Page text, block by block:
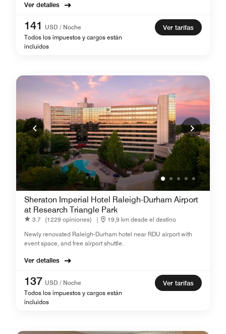
Ver detalles
141
USD / Noche
Todos los impuestos y cargos están
incluidos
Ver tarifas
Sheraton Imperial Hotel Raleigh-Durham Airport
at Research Triangle Park
3.7 (1229 opiniones) |
19,9 km desde el destino
Newly renovated Raleigh-Durham hotel near RDU airport with
event space, and free airport shuttle.
Ver detalles
137 USD / Noche
Todos los impuestos y cargos están
incluidos
Ver tarifas